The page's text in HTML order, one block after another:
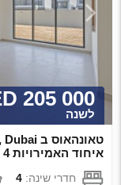
205 000 AED
לשנה
איחוד האמירויות 4 חדרי שינה, 252 מ"ר מספר 685486
חדרי שינה:4